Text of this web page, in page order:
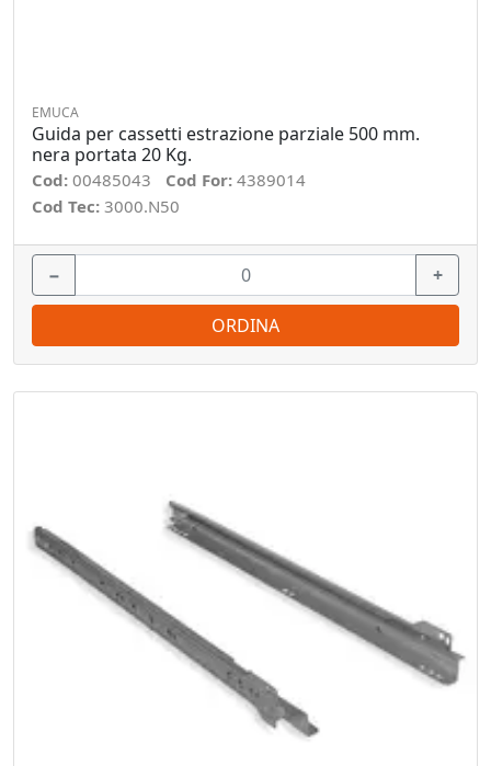
EMUCA
Guida per cassetti estrazione parziale 500 mm.
nera portata 20 Kg.
Cod: 00485043 Cod For: 4389014
Cod Tec: 3000.N50
− +
ORDINA